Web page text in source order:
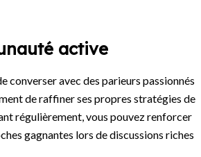
active
converser avec des parieurs passionnés
de raffiner ses propres stratégies de
régulièrement, vous pouvez renforcer
gagnantes lors de discussions riches